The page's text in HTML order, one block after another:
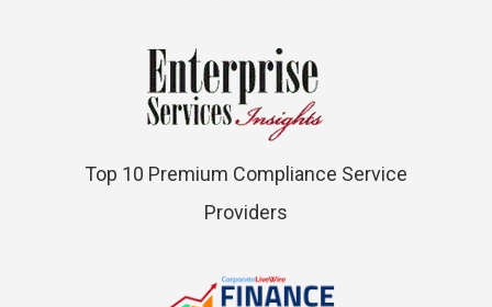
Top 10 Premium Compliance Service
Providers